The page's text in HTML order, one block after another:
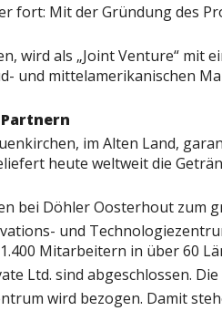
fort: Mit der Gründung des
wird als „Joint Venture“
und mittelamerikanischen
im Alten Land,
heute weltweit die
bei Döhler Oosterhout zum
und
Mitarbeitern in über 60
Ltd. sind abgeschlossen.
wird bezogen. Damit